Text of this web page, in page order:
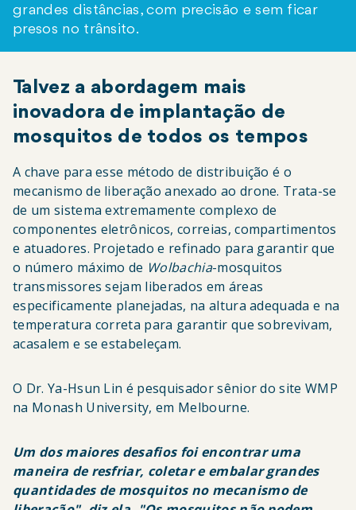
grandes distâncias, com precisão e sem ficar
presos no trânsito.
Talvez a abordagem mais
inovadora de implantação de
mosquitos de todos os tempos
A chave para esse método de distribuição é o
mecanismo de liberação anexado ao drone. Trata-se
de um sistema extremamente complexo de
componentes eletrônicos, correias, compartimentos
e atuadores. Projetado e refinado para garantir que
o número máximo de Wolbachia-mosquitos
transmissores sejam liberados em áreas
especificamente planejadas, na altura adequada e na
temperatura correta para garantir que sobrevivam,
acasalem e se estabeleçam.
O Dr. Ya-Hsun Lin é pesquisador sênior do site WMP
na Monash University, em Melbourne.
Um dos maiores desafios foi encontrar uma
maneira de resfriar, coletar e embalar grandes
quantidades de mosquitos no mecanismo de